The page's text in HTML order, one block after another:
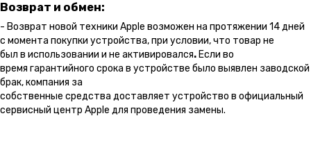
Возврат и обмен:
- Возврат новой техники Apple возможен на протяжении 14 дней
с момента покупки устройства, при условии, что товар не
был в использовании и не активировался. Если во
время гарантийного срока в устройстве было выявлен заводской
брак, компания за
собственные средства доставляет устройство в официальный
сервисный центр Apple для проведения замены.